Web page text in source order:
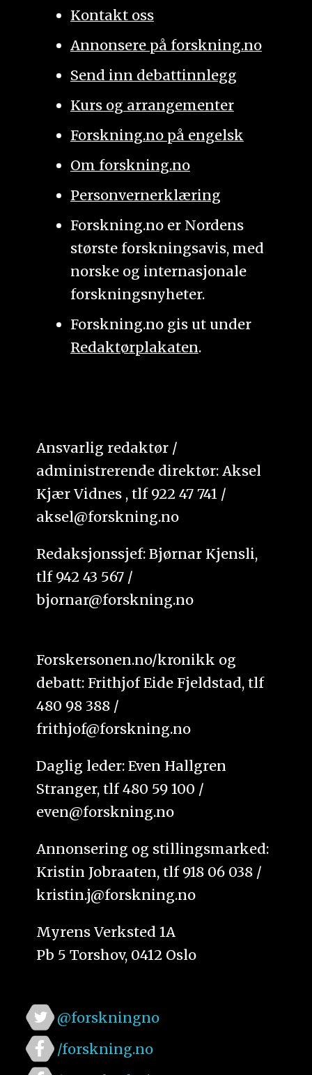
Kontakt oss
Annonsere på forskning.no
Send inn debattinnlegg
Kurs og arrangementer
Forskning.no på engelsk
Om forskning.no
Personvernerklæring
Forskning.no er Nordens
største forskningsavis, med
norske og internasjonale
forskningsnyheter.
Forskning.no gis ut under
Redaktørplakaten.
Ansvarlig redaktør /
administrerende direktør: Aksel
Kjær Vidnes , tlf 922 47 741 /
aksel@forskning.no
Redaksjonssjef: Bjørnar Kjensli,
tlf 942 43 567 /
bjornar@forskning.no
Forskersonen.no/kronikk og
debatt: Frithjof Eide Fjeldstad, tlf
480 98 388 /
frithjof@forskning.no
Daglig leder: Even Hallgren
Stranger, tlf 480 59 100 /
even@forskning.no
Annonsering og stillingsmarked:
Kristin Jobraaten, tlf 918 06 038 /
kristin.j@forskning.no
Myrens Verksted 1A
Pb 5 Torshov, 0412 Oslo
@forskningno
/forskning.no